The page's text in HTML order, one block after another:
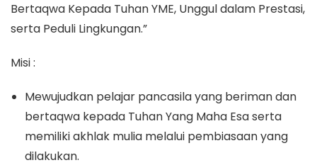
Bertaqwa Kepada Tuhan YME, Unggul dalam Prestasi,
serta Peduli Lingkungan.”
Misi :
Mewujudkan pelajar pancasila yang beriman dan
bertaqwa kepada Tuhan Yang Maha Esa serta
memiliki akhlak mulia melalui pembiasaan yang
dilakukan.